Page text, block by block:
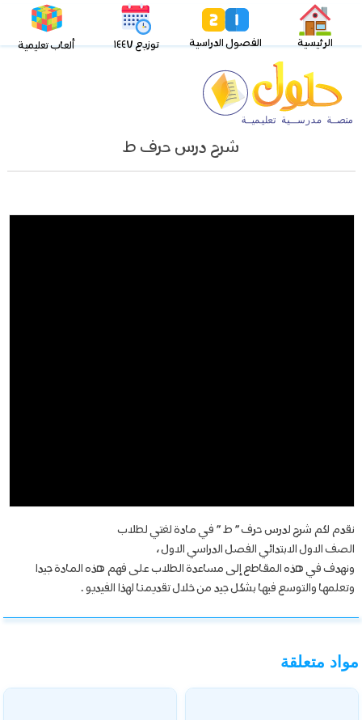
الرئيسية الفصول الدراسية توزيع ١٤٤٧ ألعاب تعليمية
شرح درس حرف ط
نقدم لكم شرح لدرس حرف ” ط ” في مادة لغتي لطلاب
الصف الاول الابتدائي الفصل الدراسي الاول ،
ونهدف في هذه المقاطع إلى مساعدة الطلاب على فهم هذه المادة جيدا
وتعلمها والتوسع فيها بشكل جيد من خلال تقديمنا لهذا الفيديو .
مواد متعلقة